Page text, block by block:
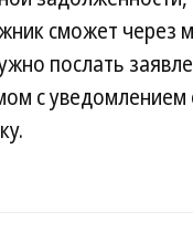
сможет через
послать
с